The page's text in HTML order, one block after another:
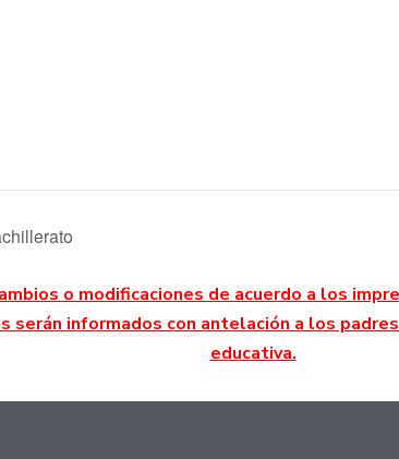
o modificaciones de acuerdo a los
serán informados con antelación a los
educativa.